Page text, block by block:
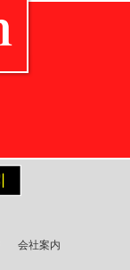
会社案内